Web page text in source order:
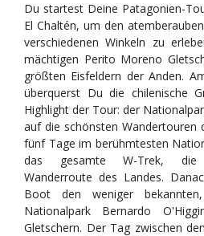
Du startest Deine Patagonien-
El Chaltén, um den
verschiedenen Winkeln zu
mächtigen Perito Moreno
größten Eisfeldern der Anden.
überquerst Du die chilenische
Highlight der Tour: der
auf die schönsten Wandertouren
fünf Tage im berühmtesten
das gesamte W-Trek, die
Wanderroute des Landes.
Boot den weniger
Nationalpark Bernardo
Gletschern. Der Tag zwischen